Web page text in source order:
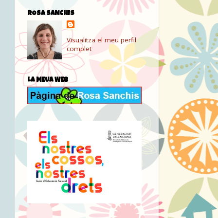
ROSA SANCHIS
Visualitza el meu perfil
complet
LA MEUA WEB